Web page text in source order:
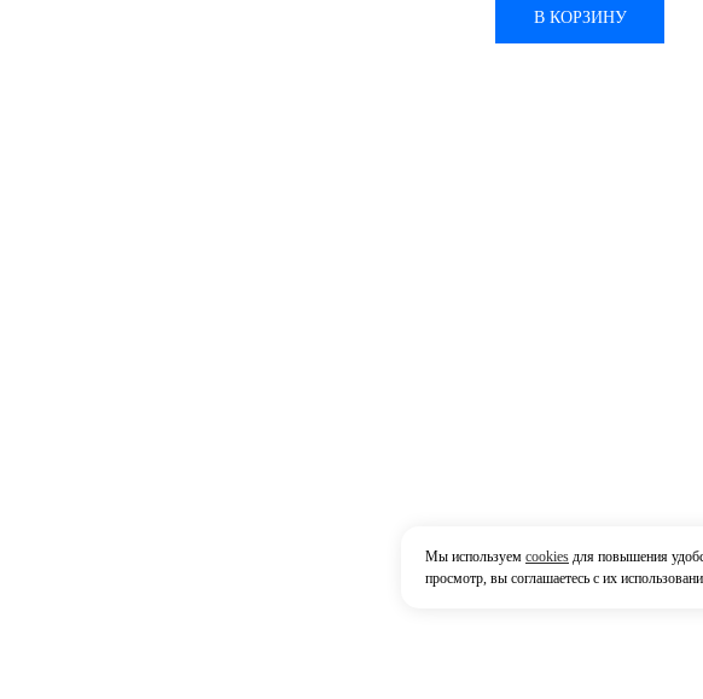
В КОРЗИНУ
Мы используем cookies для повышения
просмотр, вы соглашаетесь с их